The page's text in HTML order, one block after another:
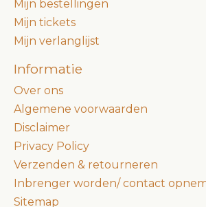
Mijn bestellingen
Mijn tickets
Mijn verlanglijst
Informatie
Over ons
Algemene voorwaarden
Disclaimer
Privacy Policy
Verzenden & retourneren
Inbrenger worden/ contact
Sitemap